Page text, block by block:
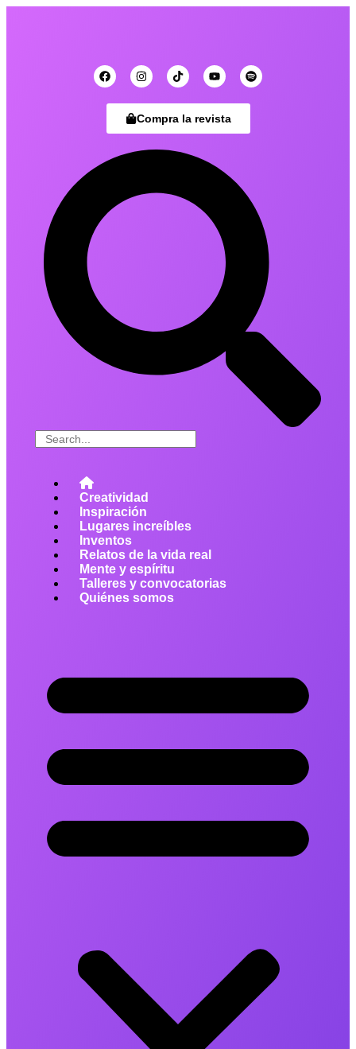
Compra la revista
Creatividad
Inspiración
Lugares increíbles
Inventos
Relatos de la vida real
Mente y espíritu
Talleres y convocatorias
Quiénes somos